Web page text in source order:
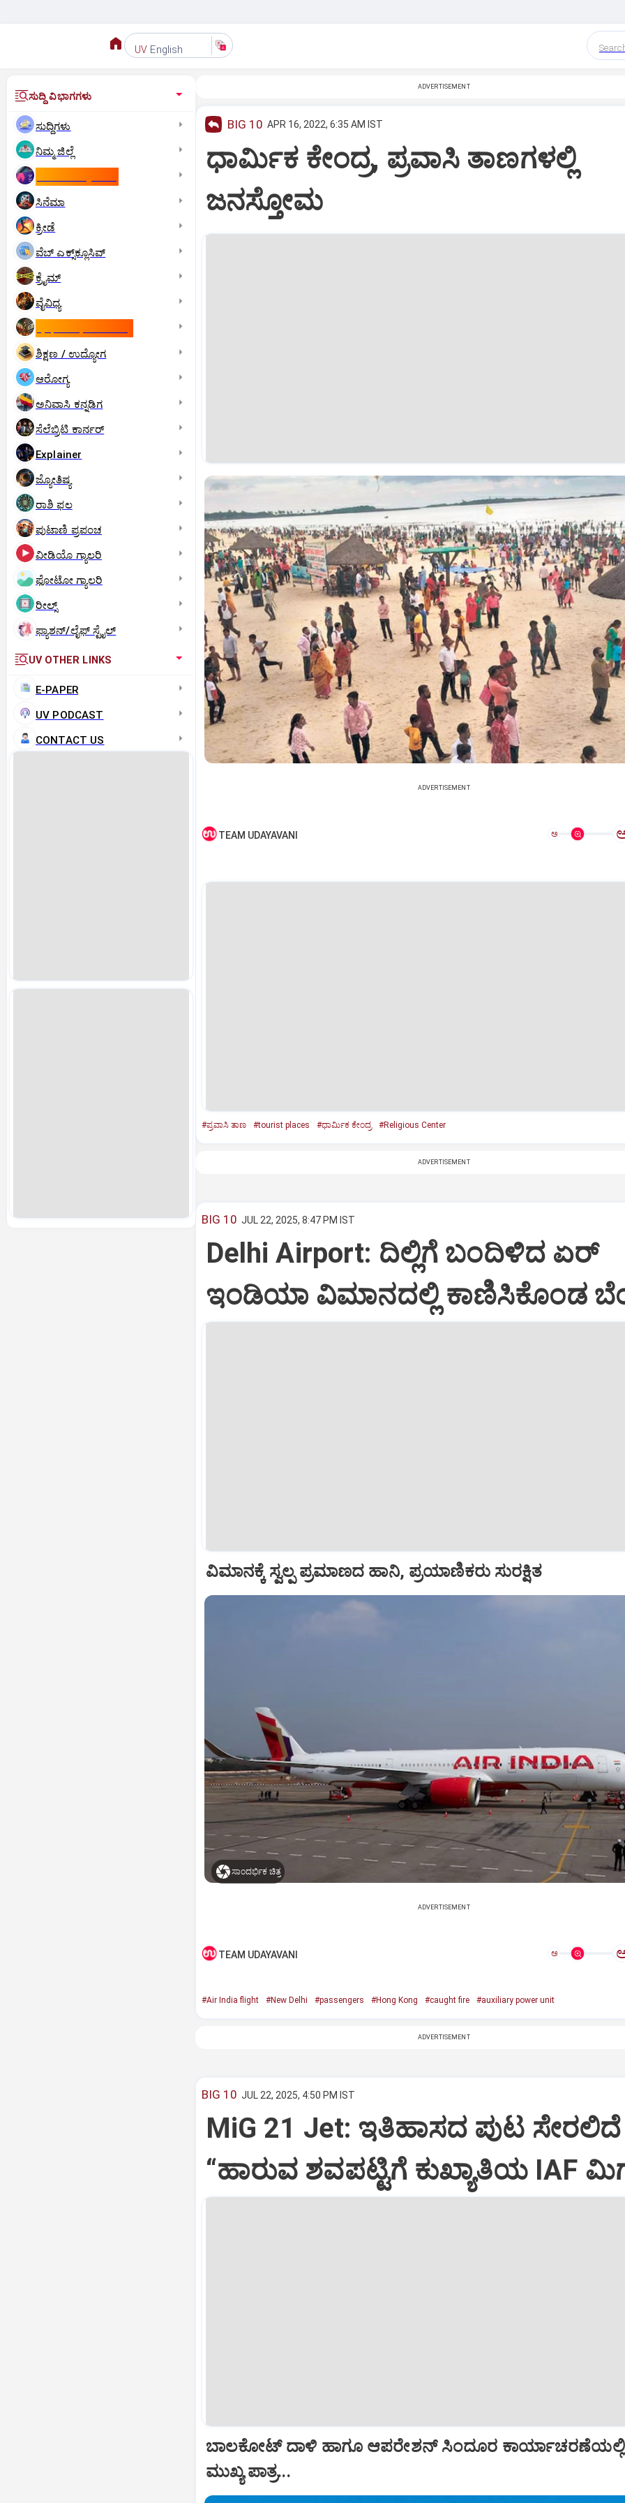
UV English
ಸುದ್ದಿ ವಿಭಾಗಗಳು
ಸುದ್ದಿಗಳು
ನಿಮ್ಮ ಜಿಲ್ಲೆ
ಸಿನೆಮಾ
ಕ್ರೀಡೆ
ವೆಬ್ ಎಕ್ಸ್‌ಕ್ಲೂಸಿವ್
ಕ್ರೈಮ್
ವೈವಿಧ್ಯ
ಶಿಕ್ಷಣ / ಉದ್ಯೋಗ
ಆರೋಗ್ಯ
ಅನಿವಾಸಿ ಕನ್ನಡಿಗ
ಸೆಲೆಬ್ರಿಟಿ ಕಾರ್ನರ್‌
Explainer
ಜ್ಯೋತಿಷ್ಯ
ರಾಶಿ ಫಲ
ಪುಟಾಣಿ ಪ್ರಪಂಚ
ವೀಡಿಯೊ ಗ್ಯಾಲರಿ
ಫೋಟೋ ಗ್ಯಾಲರಿ
ರೀಲ್ಸ್
ಫ್ಯಾಶನ್/ಲೈಫ್‌ ಸ್ಟೈಲ್
UV OTHER LINKS
E-PAPER
UV PODCAST
CONTACT US
ADVERTISEMENT
BIG 10 APR 16, 2022, 6:35 AM IST
ಧಾರ್ಮಿಕ ಕೇಂದ್ರ, ಪ್ರವಾಸಿ ತಾಣಗಳಲ್ಲಿ
ಜನಸ್ತೋಮ
ADVERTISEMENT
TEAM UDAYAVANI ಅ
#ಪ್ರವಾಸಿ ತಾಣ #tourist places #ಧಾರ್ಮಿಕ ಕೇಂದ್ರ #Religious Center
ADVERTISEMENT
BIG 10 JUL 22, 2025, 8:47 PM IST
Delhi Airport: ದಿಲ್ಲಿಗೆ ಬಂದಿಳಿದ ಏರ್‌
ಇಂಡಿಯಾ ವಿಮಾನದಲ್ಲಿ ಕಾಣಿಸಿಕೊಂಡ
ವಿಮಾನಕ್ಕೆ ಸ್ವಲ್ಪ ಪ್ರಮಾಣದ ಹಾನಿ, ಪ್ರಯಾಣಿಕರು ಸುರಕ್ಷಿತ
ಸಾಂದರ್ಭಿಕ ಚಿತ್ರ
ADVERTISEMENT
TEAM UDAYAVANI ಅ
#Air India flight #New Delhi #passengers #Hong Kong #caught fire #auxiliary power unit
ADVERTISEMENT
BIG 10 JUL 22, 2025, 4:50 PM IST
MiG 21 Jet: ಇತಿಹಾಸದ ಪುಟ ಸೇರಲಿದೆ
“ಹಾರುವ ಶವಪಟ್ಟಿಗೆ ಕುಖ್ಯಾತಿಯ IAF
ಬಾಲಕೋಟ್‌ ದಾಳಿ ಹಾಗೂ ಆಪರೇಶನ್‌ ಸಿಂದೂರ ಕಾರ್ಯಾಚರಣೆಯಲ್ಲಿ
ಮುಖ್ಯ ಪಾತ್ರ...